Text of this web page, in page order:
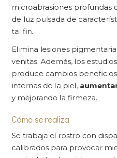
microabrasiones profundas
de luz pulsada de
tal fin.
Elimina lesiones
venitas. Además, los
produce cambios
internas de la piel,
y mejorando la firmeza.
Cómo se realiza
Se trabaja el rostro con
calibrados para provocar